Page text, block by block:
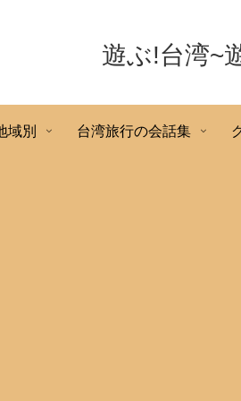
遊ぶ!台湾~
域別 台湾旅行の会話集